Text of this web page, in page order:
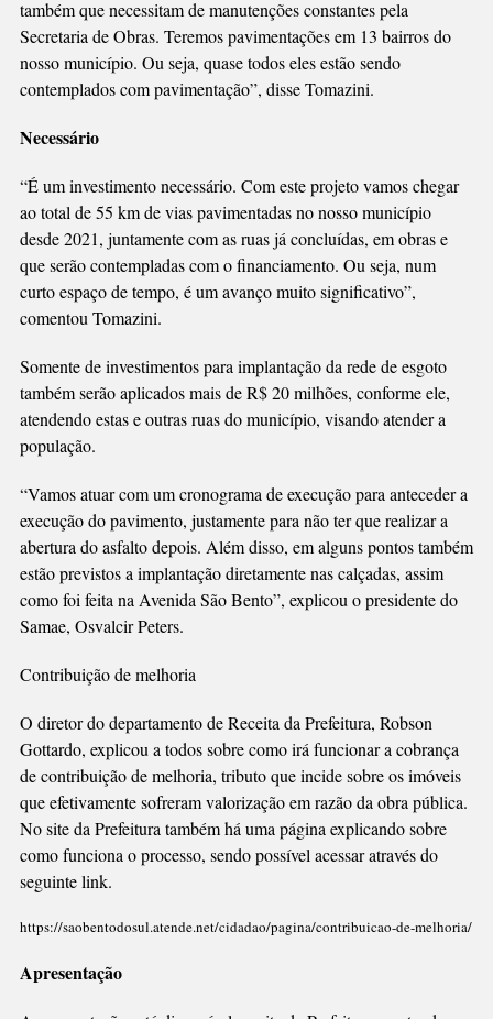
também que necessitam de manutenções constantes pela
Secretaria de Obras. Teremos pavimentações em 13 bairros do
nosso município. Ou seja, quase todos eles estão sendo
contemplados com pavimentação”, disse Tomazini.
Necessário
“É um investimento necessário. Com este projeto vamos chegar
ao total de 55 km de vias pavimentadas no nosso município
desde 2021, juntamente com as ruas já concluídas, em obras e
que serão contempladas com o financiamento. Ou seja, num
curto espaço de tempo, é um avanço muito significativo”,
comentou Tomazini.
Somente de investimentos para implantação da rede de esgoto
também serão aplicados mais de R$ 20 milhões, conforme ele,
atendendo estas e outras ruas do município, visando atender a
população.
“Vamos atuar com um cronograma de execução para anteceder a
execução do pavimento, justamente para não ter que realizar a
abertura do asfalto depois. Além disso, em alguns pontos também
estão previstos a implantação diretamente nas calçadas, assim
como foi feita na Avenida São Bento”, explicou o presidente do
Samae, Osvalcir Peters.
Contribuição de melhoria
O diretor do departamento de Receita da Prefeitura, Robson
Gottardo, explicou a todos sobre como irá funcionar a cobrança
de contribuição de melhoria, tributo que incide sobre os imóveis
que efetivamente sofreram valorização em razão da obra pública.
No site da Prefeitura também há uma página explicando sobre
como funciona o processo, sendo possível acessar através do
seguinte link.
https://saobentodosul.atende.net/cidadao/pagina/contribuicao-de-melhoria/
Apresentação